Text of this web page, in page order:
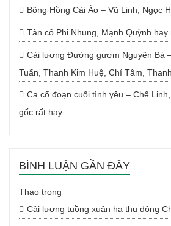
Bông Hồng Cài Áo – Vũ Linh, Ngọc
Tân cổ Phi Nhung, Mạnh Quỳnh hay
Cải lương Đường gươm Nguyên Bá
Tuấn, Thanh Kim Huệ, Chí Tâm,
Ca cổ đoạn cuối tình yêu – Chế
gốc rất hay
BÌNH LUẬN GẦN ĐÂY
Thao trong
Cải lương tuồng xuân hạ thu đông